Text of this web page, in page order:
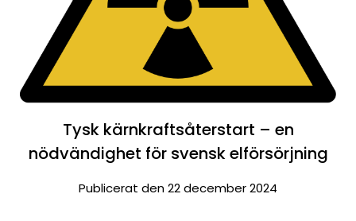
Tysk kärnkraftsåterstart – en
nödvändighet för svensk elförsörjning
Publicerat den 22 december 2024